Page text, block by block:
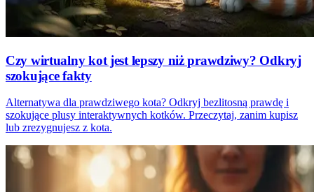
Czy wirtualny kot jest lepszy niż prawdziwy? Odkryj
szokujące fakty
Alternatywa dla prawdziwego kota? Odkryj bezlitosną prawdę i
szokujące plusy interaktywnych kotków. Przeczytaj, zanim kupisz
lub zrezygnujesz z kota.